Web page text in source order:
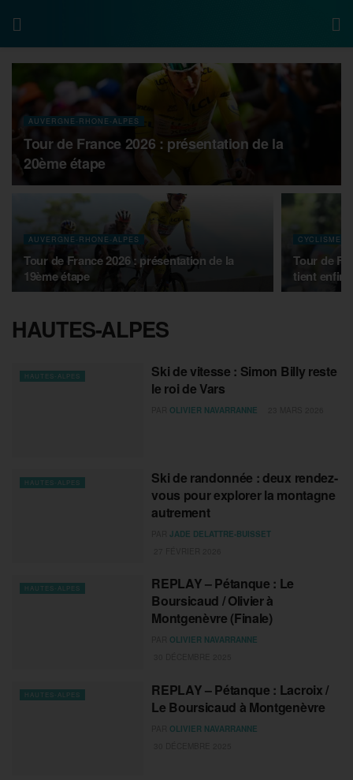
AUVERGNE-RHONE-ALPES
Tour de France 2026 : présentation de la
20ème étape
AUVERGNE-RHONE-ALPES
Tour de France 2026 : présentation de la
19ème étape
CYCLISME
Tour de
tient enfin !
HAUTES-ALPES
HAUTES-ALPES
Ski de vitesse : Simon Billy reste
le roi de Vars
OLIVIER NAVARRANNE
HAUTES-ALPES
Ski de randonnée : deux rendez-
vous pour explorer la montagne
autrement
JADE DELATTRE-BUISSET
HAUTES-ALPES
REPLAY – Pétanque : Le
Boursicaud / Olivier à
Montgenèvre (Finale)
OLIVIER NAVARRANNE
HAUTES-ALPES
REPLAY – Pétanque : Lacroix /
Le Boursicaud à Montgenèvre
OLIVIER NAVARRANNE